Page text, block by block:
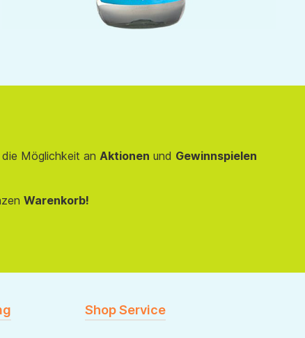
Möglichkeit an Aktionen und Gewinnspielen
Warenkorb!
Shop Service